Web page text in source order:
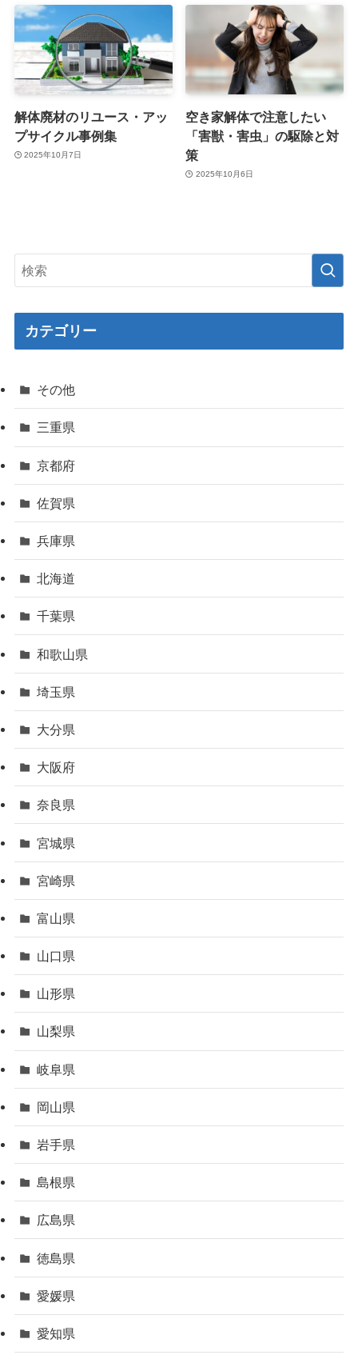
解体廃材のリユース・アッ
プサイクル事例集
2025年10月7日
空き家解体で注意したい
「害獣・害虫」の駆除と対
策
2025年10月6日
カテゴリー
その他
三重県
京都府
佐賀県
兵庫県
北海道
千葉県
和歌山県
埼玉県
大分県
大阪府
奈良県
宮城県
宮崎県
富山県
山口県
山形県
山梨県
岐阜県
岡山県
岩手県
島根県
広島県
徳島県
愛媛県
愛知県